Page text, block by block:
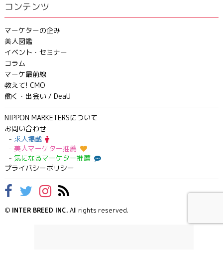
コンテンツ
マーケターの企み
美人図鑑
イベント・セミナー
コラム
マーケ最前線
教えて! CMO
働く・出会い / DeaU
NIPPON MARKETERSについて
お問い合わせ
求人掲載
美人マーケター推薦
気になるマーケター推薦
プライバシーポリシー
© INTER BREED INC. All rights reserved.